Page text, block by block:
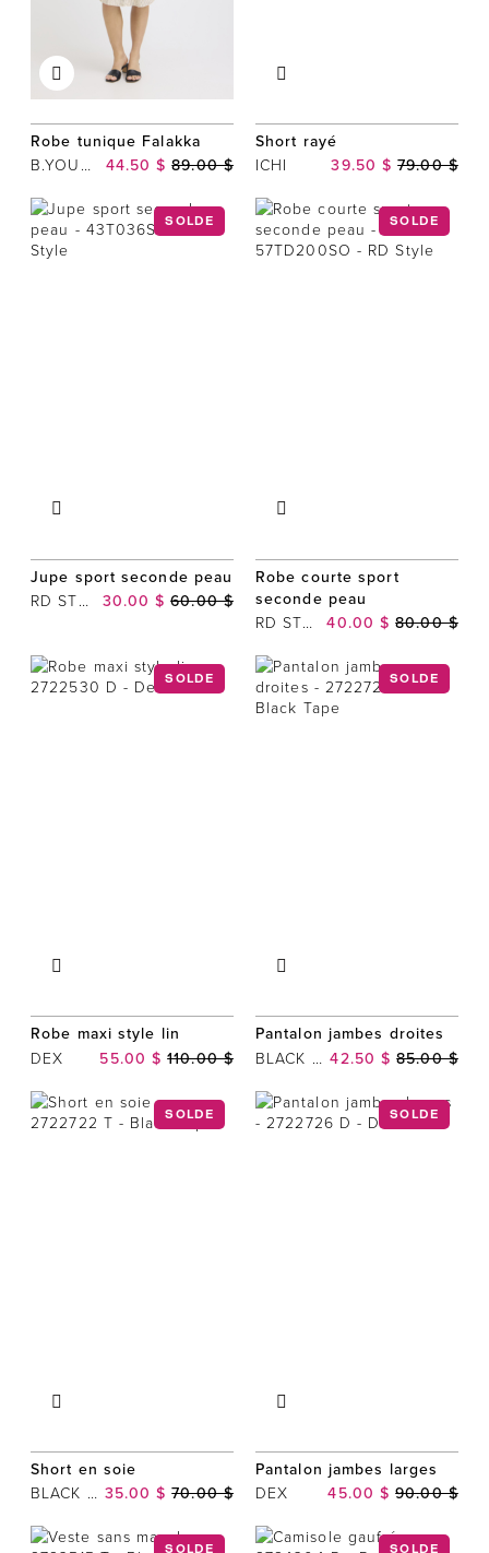
Robe tunique Falakka
B.YOUNG 44.50 $ 89.00 $
Short rayé
ICHI 39.50 $ 79.00 $
SOLDE
Jupe sport seconde peau
RD STYLE 30.00 $ 60.00 $
SOLDE
Robe courte sport
seconde peau
RD STYLE 40.00 $ 80.00 $
SOLDE
Robe maxi style lin
DEX 55.00 $ 110.00 $
SOLDE
Pantalon jambes droites
BLACK TAPE 42.50 $ 85.00 $
SOLDE
Short en soie
BLACK TAPE 35.00 $ 70.00 $
SOLDE
Pantalon jambes larges
DEX 45.00 $ 90.00 $
SOLDE SOLDE